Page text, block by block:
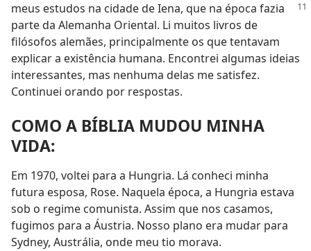
meus estudos na cidade de Iena, que na época fazia
parte da Alemanha Oriental. Li muitos livros de
filósofos alemães, principalmente os que tentavam
explicar a existência humana. Encontrei algumas ideias
interessantes, mas nenhuma delas me satisfez.
Continuei orando por respostas.
COMO A BÍBLIA MUDOU MINHA
VIDA:
Em 1970, voltei para a Hungria. Lá conheci minha
futura esposa, Rose. Naquela época, a Hungria estava
sob o regime comunista. Assim que nos casamos,
fugimos para a Áustria. Nosso plano era mudar para
Sydney, Austrália, onde meu tio morava.